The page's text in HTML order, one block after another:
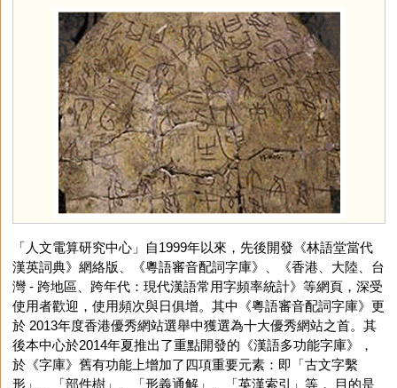
「人文電算研究中心」自1999年以來，先後開發《林語堂當代
漢英詞典》網絡版、《粵語審音配詞字庫》、《香港、大陸、台
灣 - 跨地區、跨年代：現代漢語常用字頻率統計》等網頁，深受
使用者歡迎，使用頻次與日俱增。其中《粵語審音配詞字庫》更
於 2013年度香港優秀網站選舉中獲選為十大優秀網站之首。其
後本中心於2014年夏推出了重點開發的《漢語多功能字庫》，
於《字庫》舊有功能上增加了四項重要元素：即「古文字繫
形」、「部件樹」、「形義通解」、「英漢索引」等， 目的是